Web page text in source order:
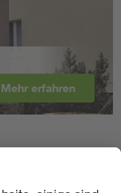
Mehr erfahren